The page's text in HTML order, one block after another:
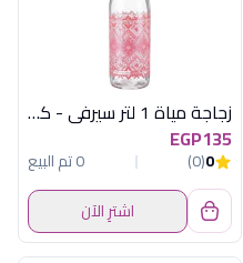
زجاجة مياة 1 لتر سيرفى - كود 25667
EGP135
0
(0)
0 تم البيع
اشترِ الآن